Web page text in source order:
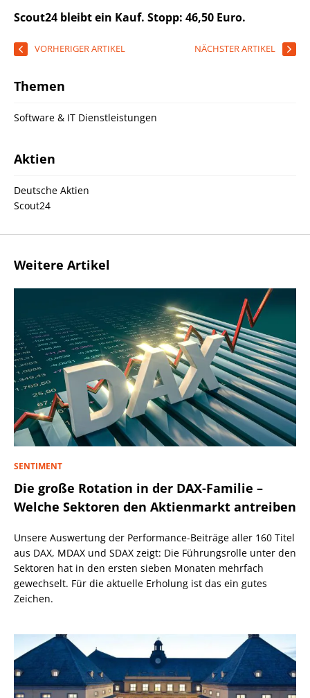
Scout24 bleibt ein Kauf. Stopp: 46,50 Euro.
VORHERIGER ARTIKEL NÄCHSTER ARTIKEL
Themen
Software & IT Dienstleistungen
Aktien
Deutsche Aktien
Scout24
Weitere Artikel
SENTIMENT
Die große Rotation in der DAX-Familie –
Welche Sektoren den Aktienmarkt antreiben
Unsere Auswertung der Performance-Beiträge aller 160 Titel
aus DAX, MDAX und SDAX zeigt: Die Führungsrolle unter den
Sektoren hat in den ersten sieben Monaten mehrfach
gewechselt. Für die aktuelle Erholung ist das ein gutes
Zeichen.